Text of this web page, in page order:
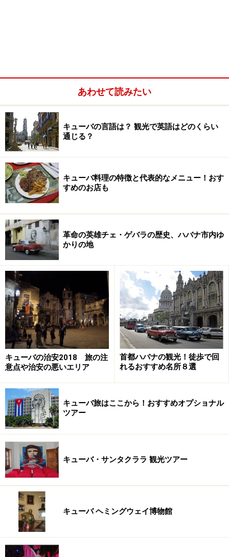
よる新政権が成立するのでした。チェ・ゲバラは新政権
で国立銀行総裁、工業大臣などの要職を歴任し、1959年
にはキューバの通商使節団に同行し、日本を訪れまし
た。
なお、「チェ」というのは本名ではありません。アルゼ
ンチンでは挨拶の時に「やあ！」といった意味で、「チ
ェ」（Che）と呼びかけることが多く、ゲバラはキュー
バに来てからもそうしていたそうです。いつしかこれが
ニックネームになり、公式な場でも「チェ」と呼ばれる
ようになりました。
1961年に発行された1ペソ紙幣。左側の「UN PESO」の文字
の下に、当時国立銀行総裁だったチェ・ゲバラの「che」と
いうサインがあります。このサイン入りの紙幣は、現地でコ
レクションとしての価値が高いそうです。
半世紀前、ボリビアで終えた生涯
ゲバラは革命のゲリラ戦士から政治家へ転身したのです
が、その後キューバ以外で独裁政権下にある国の解放を
目指し、1965年にコンゴ、翌年にボリビアへ渡り再びゲ
リラ戦を展開しました。
しかし、思い通りの成果を出せないまま、1967年にボリ
ビア政府軍に捕らえられたのち、射殺されました。まだ
39歳という若さで、革命の英雄はこの世を去ったので
す。
キューバでは、チェ・ゲバラの足跡も訪ねてみたいもの
です。各地にゲバラゆかり地があるのですが、今回は比
較的手軽に行くことができる、ハバナ市内の3箇所を紹
介します。
あわせて読みたい
キューバの言語は？ 観光で英語はどのくらい
通じる？
キューバ料理の特徴と代表的なメニュー！おす
すめのお店も
革命の英雄チェ・ゲバラの歴史、ハバナ市内ゆ
かりの地
キューバの治安2018 旅の注
意点や治安の悪いエリア
首都ハバナの観光！徒歩で回
れるおすすめ名所８選
キューバ旅はここから！おすすめオプショナル
ツアー
キューバ・サンタクララ 観光ツアー
キューバ ヘミングウェイ博物館